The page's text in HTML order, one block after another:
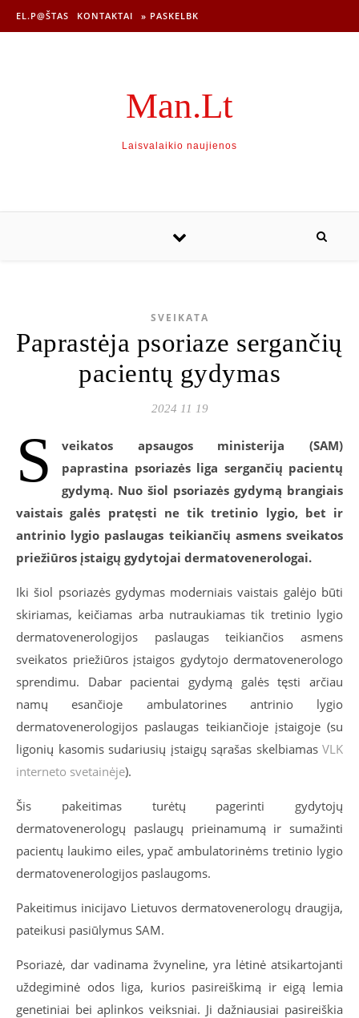
EL.P@ŠTAS KONTAKTAI » PASKELBK
Man.Lt
Laisvalaikio naujienos
SVEIKATA
Paprastėja psoriaze sergančių
pacientų gydymas
2024 11 19
S
veikatos apsaugos ministerija (SAM)
paprastina psoriazės liga sergančių pacientų
gydymą. Nuo šiol psoriazės gydymą brangiais
vaistais galės pratęsti ne tik tretinio lygio, bet ir
antrinio lygio paslaugas teikiančių asmens sveikatos
priežiūros įstaigų gydytojai dermatovenerologai.
Iki šiol psoriazės gydymas moderniais vaistais galėjo būti
skiriamas, keičiamas arba nutraukiamas tik tretinio lygio
dermatovenerologijos paslaugas teikiančios asmens
sveikatos priežiūros įstaigos gydytojo dermatovenerologo
sprendimu. Dabar pacientai gydymą galės tęsti arčiau
namų esančioje ambulatorines antrinio lygio
dermatovenerologijos paslaugas teikiančioje įstaigoje (su
ligonių kasomis sudariusių įstaigų sąrašas skelbiamas VLK
interneto svetainėje).
Šis pakeitimas turėtų pagerinti gydytojų
dermatovenerologų paslaugų prieinamumą ir sumažinti
pacientų laukimo eiles, ypač ambulatorinėms tretinio lygio
dermatovenerologijos paslaugoms.
Pakeitimus inicijavo Lietuvos dermatovenerologų draugija,
pateikusi pasiūlymus SAM.
Psoriazė, dar vadinama žvyneline, yra lėtinė atsikartojanti
uždegiminė odos liga, kurios pasireiškimą ir eigą lemia
genetiniai bei aplinkos veiksniai. Ji dažniausiai pasireiškia